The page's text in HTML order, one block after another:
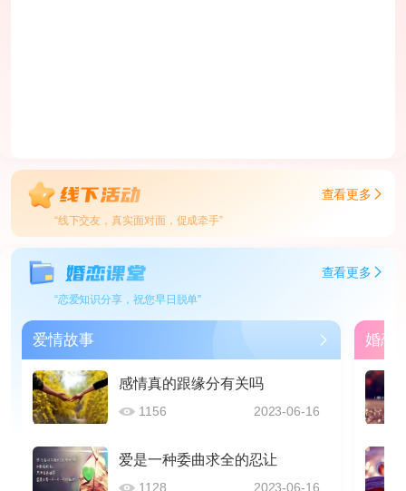
查看更多
“线下交友，真实面对面，促成牵手”
查看更多
“恋爱知识分享，祝您早日脱单”
爱情故事
感情真的跟缘分有关吗
1156 2023-06-16
爱是一种委曲求全的忍让
1128 2023-06-16
婚恋